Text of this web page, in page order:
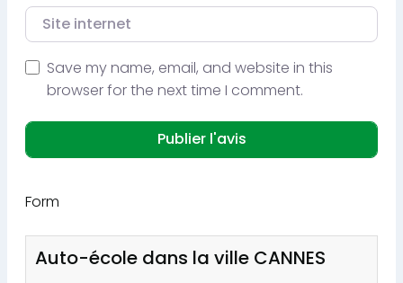
Site internet
Save my name, email, and website in this
browser for the next time I comment.
Form
Auto-école dans la ville CANNES